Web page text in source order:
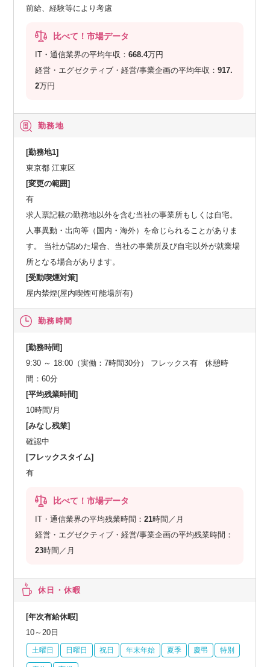
前給、経験等により考慮
比べて！市場データ
IT・通信業界の平均年収：668.4万円
経営・エグゼクティブ・経営/事業企画の平均年収：917.
2万円
勤務地
[勤務地1]
東京都 江東区
[変更の範囲]
有
求人票記載の勤務地以外を含む当社の事業所もしくは自宅。
人事異動・出向等（国内・海外）を命じられることがありま
す。 当社が認めた場合、当社の事業所及び自宅以外が就業場
所となる場合があります。
[受動喫煙対策]
屋内禁煙(屋内喫煙可能場所有)
勤務時間
[勤務時間]
9:30 ～ 18:00（実働：7時間30分） フレックス有 休憩時
間：60分
[平均残業時間]
10時間/月
[みなし残業]
確認中
[フレックスタイム]
有
比べて！市場データ
IT・通信業界の平均残業時間：21時間／月
経営・エグゼクティブ・経営/事業企画の平均残業時間：
23時間／月
休日・休暇
[年次有給休暇]
10～20日
土曜日 日曜日 祝日 年末年始 夏季 慶弔 特別